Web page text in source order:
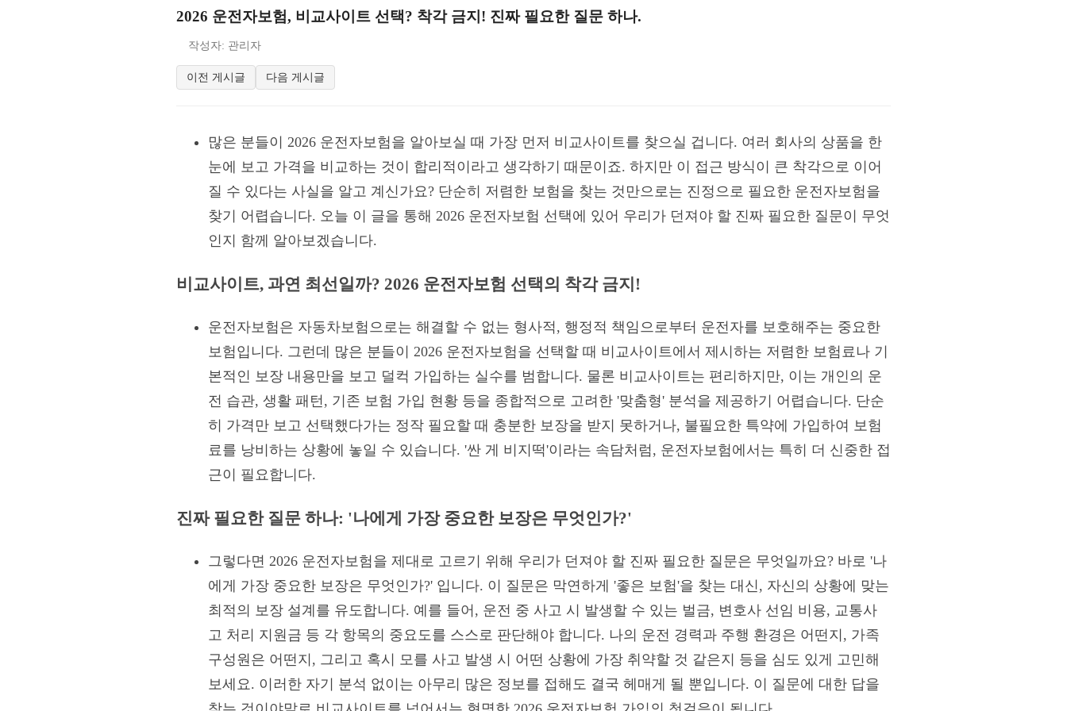
2026 운전자보험, 비교사이트 선택? 착각 금지! 진짜 필요한 질문 하나.
작성자: 관리자
이전 게시글 다음 게시글
많은 분들이 2026 운전자보험을 알아보실 때 가장 먼저 비교사이트를 찾으실 겁니다. 여러 회사의 상품을 한
눈에 보고 가격을 비교하는 것이 합리적이라고 생각하기 때문이죠. 하지만 이 접근 방식이 큰 착각으로 이어
질 수 있다는 사실을 알고 계신가요? 단순히 저렴한 보험을 찾는 것만으로는 진정으로 필요한 운전자보험을
찾기 어렵습니다. 오늘 이 글을 통해 2026 운전자보험 선택에 있어 우리가 던져야 할 진짜 필요한 질문이 무엇
인지 함께 알아보겠습니다.
비교사이트, 과연 최선일까? 2026 운전자보험 선택의 착각 금지!
운전자보험은 자동차보험으로는 해결할 수 없는 형사적, 행정적 책임으로부터 운전자를 보호해주는 중요한
보험입니다. 그런데 많은 분들이 2026 운전자보험을 선택할 때 비교사이트에서 제시하는 저렴한 보험료나 기
본적인 보장 내용만을 보고 덜컥 가입하는 실수를 범합니다. 물론 비교사이트는 편리하지만, 이는 개인의 운
전 습관, 생활 패턴, 기존 보험 가입 현황 등을 종합적으로 고려한 '맞춤형' 분석을 제공하기 어렵습니다. 단순
히 가격만 보고 선택했다가는 정작 필요할 때 충분한 보장을 받지 못하거나, 불필요한 특약에 가입하여 보험
료를 낭비하는 상황에 놓일 수 있습니다. '싼 게 비지떡'이라는 속담처럼, 운전자보험에서는 특히 더 신중한 접
근이 필요합니다.
진짜 필요한 질문 하나: '나에게 가장 중요한 보장은 무엇인가?'
그렇다면 2026 운전자보험을 제대로 고르기 위해 우리가 던져야 할 진짜 필요한 질문은 무엇일까요? 바로 '나
에게 가장 중요한 보장은 무엇인가?' 입니다. 이 질문은 막연하게 '좋은 보험'을 찾는 대신, 자신의 상황에 맞는
최적의 보장 설계를 유도합니다. 예를 들어, 운전 중 사고 시 발생할 수 있는 벌금, 변호사 선임 비용, 교통사
고 처리 지원금 등 각 항목의 중요도를 스스로 판단해야 합니다. 나의 운전 경력과 주행 환경은 어떤지, 가족
구성원은 어떤지, 그리고 혹시 모를 사고 발생 시 어떤 상황에 가장 취약할 것 같은지 등을 심도 있게 고민해
보세요. 이러한 자기 분석 없이는 아무리 많은 정보를 접해도 결국 헤매게 될 뿐입니다. 이 질문에 대한 답을